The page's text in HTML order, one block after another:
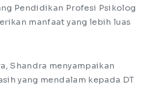
Pendidikan Profesi Psikolog
manfaat yang lebih luas
Shandra menyampaikan
yang mendalam kepada DT